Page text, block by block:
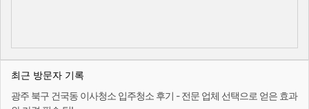
최근 방문자 기록
광주 북구 건국동 이사청소 입주청소 후기 - 전문 업체 선택으로 얻은 효과